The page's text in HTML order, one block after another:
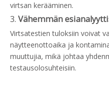
virtsan kerääminen.
3. Vähemmän
Virtsatestien tuloksiin voivat
näytteenottoaika ja
muuttujia, mikä johtaa
testausolosuhteisiin.